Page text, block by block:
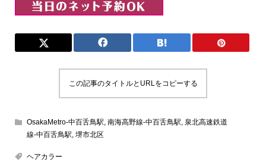
この記事のタイトルとURLをコピーする
OsakaMetro-中百舌鳥駅, 南海高野線-中百舌鳥駅, 泉北高速鉄道
線-中百舌鳥駅, 堺市北区
ヘアカラー